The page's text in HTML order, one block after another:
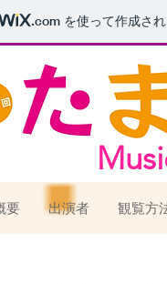
.com を使って作成さ
要 出演者 観覧方